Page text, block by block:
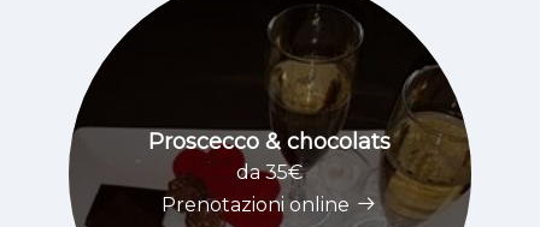
Proscecco & chocolats
da 35€
Prenotazioni online